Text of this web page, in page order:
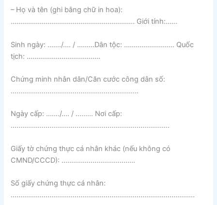
– Họ và tên (ghi bằng chữ in hoa):
………………………………………………………. Giới tính:……
Sinh ngày: ……./…. / ………Dân tộc: …………………….. Quốc
tịch: ………………………………..
Chứng minh nhân dân/Căn cước công dân số:
…………………………………………………………
Ngày cấp: ……./…. / ……… Nơi cấp:
……………………………………………………………………….
Giấy tờ chứng thực cá nhân khác (nếu không có
CMND/CCCD): ………………………………..
Số giấy chứng thực cá nhân:
…………………………………………………………………………………..